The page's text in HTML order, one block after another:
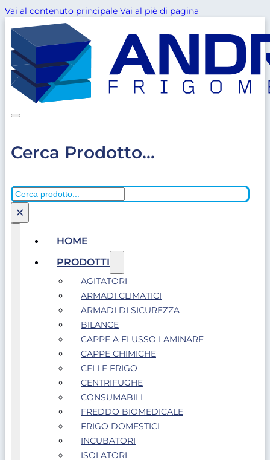
Vai al contenuto principale Vai al piè di pagina
Cerca Prodotto...
Cerca
×
HOME
PRODOTTI
AGITATORI
ARMADI CLIMATICI
ARMADI DI SICUREZZA
BILANCE
CAPPE A FLUSSO LAMINARE
CAPPE CHIMICHE
CELLE FRIGO
CENTRIFUGHE
CONSUMABILI
FREDDO BIOMEDICALE
FRIGO DOMESTICI
INCUBATORI
ISOLATORI